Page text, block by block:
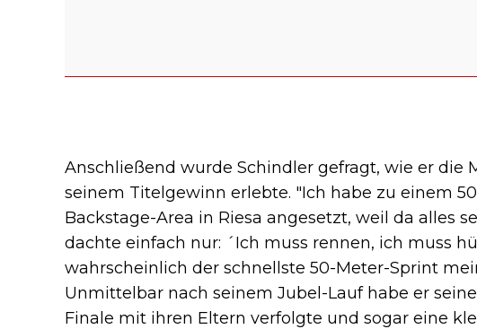
Anschließend wurde Schindler gefragt, wie er die
seinem Titelgewinn erlebte. "Ich habe zu einem
Backstage-Area in Riesa angesetzt, weil da alles
dachte einfach nur: ´Ich muss rennen, ich muss
wahrscheinlich der schnellste 50-Meter-Sprint
Unmittelbar nach seinem Jubel-Lauf habe er
Finale mit ihren Eltern verfolgte und sogar eine